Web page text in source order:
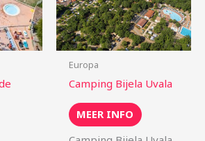
Europa
Camping Bijela Uvala
MEER INFO